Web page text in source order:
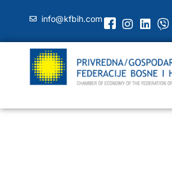
info@kfbih.com